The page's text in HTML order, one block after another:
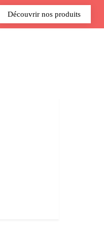
Découvrir nos produits